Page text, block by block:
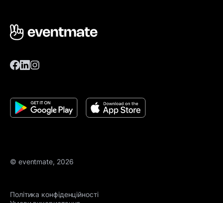
© eventmate, 2026
Політика конфіденційності